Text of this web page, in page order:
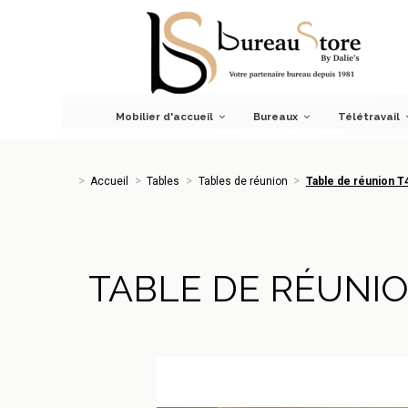
Mobilier d'accueil Bureaux Télétravail
Tables Tables de réunion Table de réunion
Accueil Tables Tables de réunion Table de réunion
TABLE DE